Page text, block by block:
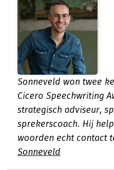
Sonneveld won twee
Cicero Speechwriting
strategisch adviseur,
sprekerscoach. Hij
woorden echt contact
Sonneveld